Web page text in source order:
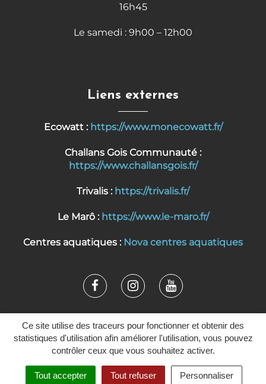
Ce site utilise des traceurs pour fonctionner et obtenir des
statistiques d'utilisation afin améliorer l'utilisation, vous pouvez
contrôler ceux que vous souhaitez activer.
Tout accepter Tout refuser Personnaliser
16h45
Le samedi : 9h00 – 12h00
Liens externes
Ecowatt : https://www.monecowatt.fr/
Challans Gois Communauté :
https://www.challansgois.fr/
Trivalis : https://trivalis.fr/
Le Marô : https://www.le-maro.fr/
Centres aquatiques : Nova centres aquatiques
Lien
vers
le
compte
Facebook
Lien
vers
le
compte
Instagram
Lien
vers
la
chaîne
Youtube
PLAN DU SITE
POLITIQUE DE CONFIDENTIALITÉ
MENTIONS LÉGALES
ACCESSIBILITÉ